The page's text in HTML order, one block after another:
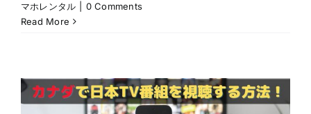
マホレンタル
0 Comments
Read More